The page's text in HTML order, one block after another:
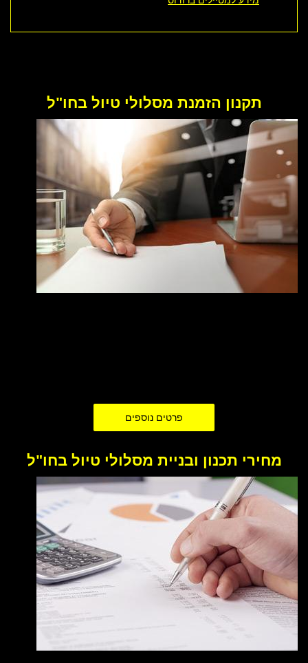
תקנון הזמנת מסלולי טיול בחו"ל
פרטים נוספים
מחירי תכנון ובניית מסלולי טיול בחו"ל